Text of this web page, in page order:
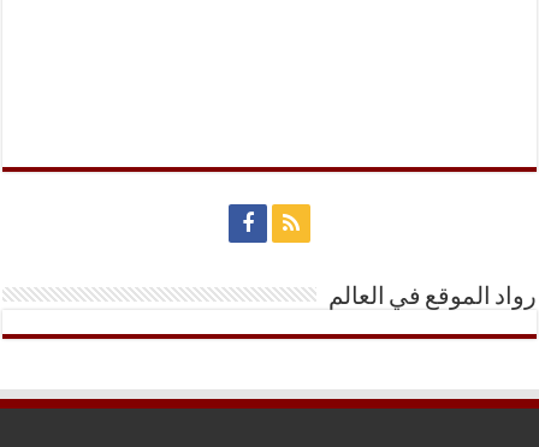
رواد الموقع في العالم